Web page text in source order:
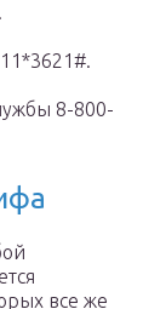
8-800-
все же